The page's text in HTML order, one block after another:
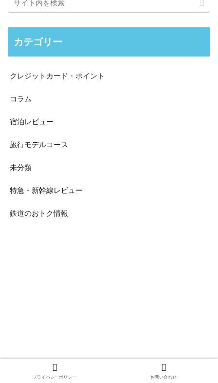
カテゴリー
クレジットカード・ポイント
コラム
宿泊レビュー
旅行モデルコース
未分類
特急・新幹線レビュー
鉄道のおトク情報
プライバシーポリシー お問い合わせ